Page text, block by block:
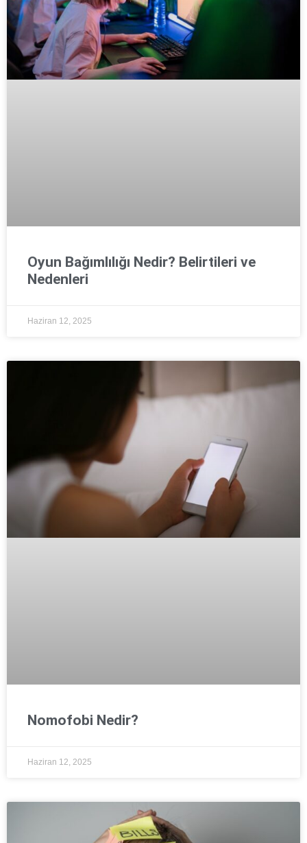
Oyun Bağımlılığı Nedir? Belirtileri ve
Nedenleri
Haziran 12, 2025
Nomofobi Nedir?
Haziran 12, 2025